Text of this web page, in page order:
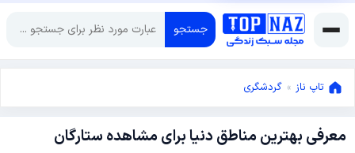
جستجو
تاپ ناز » گردشگری
معرفی بهترین مناطق دنیا برای مشاهده ستارگان
نوامبر